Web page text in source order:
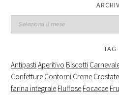
Archive
TAG
AntipastiAperitivo Biscotti
Confetture Contorni Creme Crostate
farina integrale Fluffose Focacce